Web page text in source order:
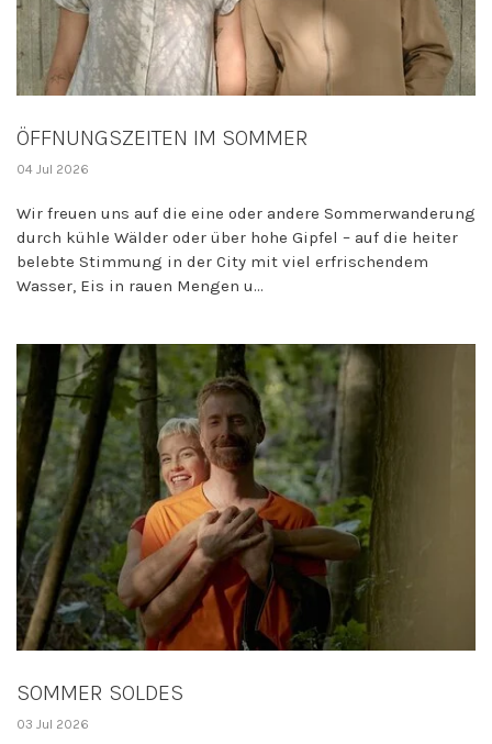
ÖFFNUNGSZEITEN IM SOMMER
04 Jul 2026
Wir freuen uns auf die eine oder andere Sommerwanderung
durch kühle Wälder oder über hohe Gipfel – auf die heiter
belebte Stimmung in der City mit viel erfrischendem
Wasser, Eis in rauen Mengen u...
SOMMER SOLDES
03 Jul 2026